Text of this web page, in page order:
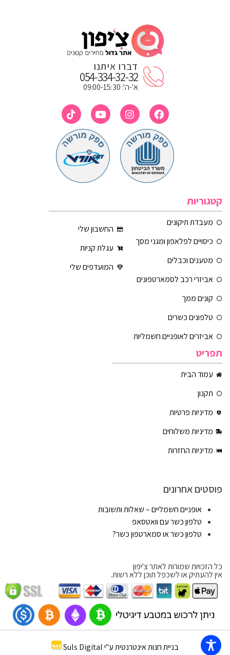
דברו איתנו
054-334-32-32
א'-ה': 09:00-15:30
קטגוריות
מעבדת תיקונים
כיסויים לפלאפון ומגני מסך
מטענים וכבלים
אביזרי רכב לסמארטפונים
קונים ממך
טלפונים כשרים
אביזרים לאופניים חשמליות
החשבון שלי
עגלת קניות
המועדפים שלי
תפריט
עמוד הבית
תקנון
מדיניות פרטיות
מדיניות משלוחים
מדיניות החזרות
פוסטים אחרונים
אופניים חשמליים – שאלות ותשובות
טלפון כשר עם וואטסאפ
טלפון כשר או סמארטפון כשר?
כל הזכויות שמורות לאתר צ'יפון
אין להעתיק או לשכפל תוכן ללא רשות.
בניית חנות אינטרנטית ע"י Suls Digital